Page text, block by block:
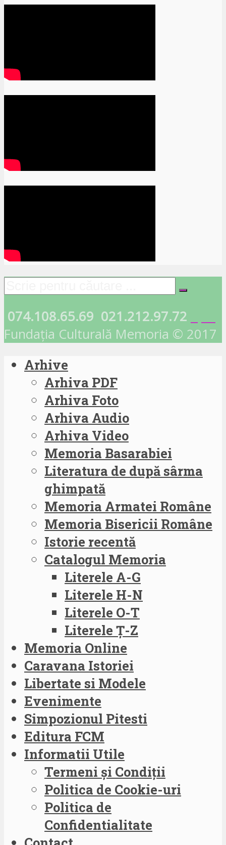
074.108.65.69 021.212.97.72
Fundația Culturală Memoria © 2017
Arhive
Arhiva PDF
Arhiva Foto
Arhiva Audio
Arhiva Video
Memoria Basarabiei
Literatura de după sârma
ghimpată
Memoria Armatei Române
Memoria Bisericii Române
Istorie recentă
Catalogul Memoria
Literele A-G
Literele H-N
Literele O-T
Literele Ț-Z
Memoria Online
Caravana Istoriei
Libertate si Modele
Evenimente
Simpozionul Pitesti
Editura FCM
Informatii Utile
Termeni și Condiții
Politica de Cookie-uri
Politica de
Confidentialitate